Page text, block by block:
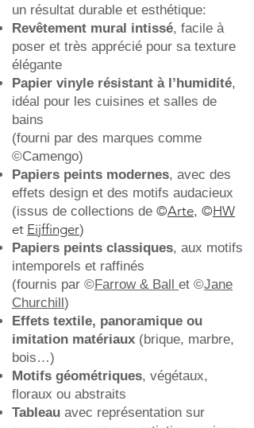
un résultat durable et esthétique:
Revêtement mural intissé, facile à
poser et très apprécié pour sa texture
élégante
Papier vinyle résistant à l’humidité,
idéal pour les cuisines et salles de
bains
(fourni par des marques comme
©Camengo)
Papiers peints modernes, avec des
effets design et des motifs audacieux
(issus de collections de ©Arte, ©HW
et Eijffinger)
Papiers peints classiques, aux motifs
intemporels et raffinés
(fournis par ©Farrow & Ball et ©Jane
Churchill)
Effets textile, panoramique ou
imitation matériaux (brique, marbre,
bois…)
Motifs géométriques, végétaux,
floraux ou abstraits
Tableau avec représentation sur